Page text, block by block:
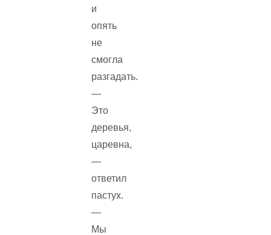
и
опять
не
смогла
разгадать.
—
Это
деревья,
царевна,
—
ответил
пастух.
—
Мы